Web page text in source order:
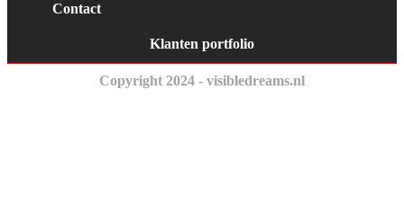
Contact
Klanten portfolio
Copyright 2024 - visibledreams.nl